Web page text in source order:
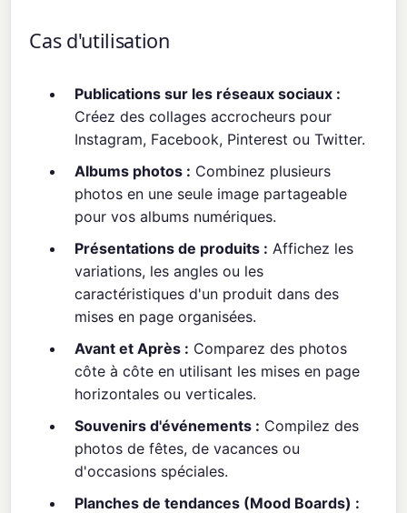
Cas d'utilisation
Publications sur les réseaux sociaux :
Créez des collages accrocheurs pour
Instagram, Facebook, Pinterest ou Twitter.
Albums photos : Combinez plusieurs
photos en une seule image partageable
pour vos albums numériques.
Présentations de produits : Affichez les
variations, les angles ou les
caractéristiques d'un produit dans des
mises en page organisées.
Avant et Après : Comparez des photos
côte à côte en utilisant les mises en page
horizontales ou verticales.
Souvenirs d'événements : Compilez des
photos de fêtes, de vacances ou
d'occasions spéciales.
Planches de tendances (Mood Boards) :